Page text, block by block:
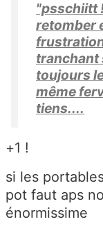
"psschiitt
retomber
tranchant
toujours
même
tiens....
+1 !
si les
pot faut aps
énormissime